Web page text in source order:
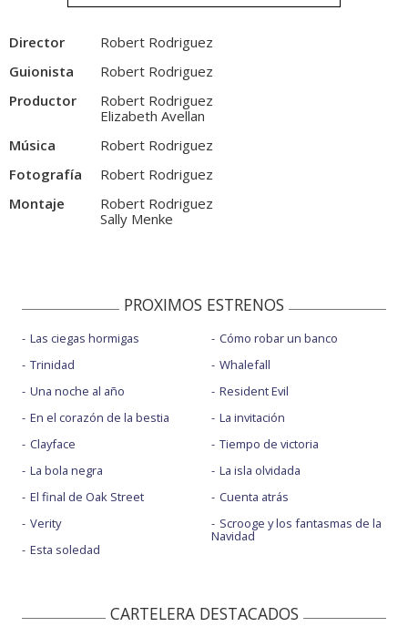
Director
Robert Rodriguez
Guionista
Robert Rodriguez
Productor
Robert Rodriguez
Elizabeth Avellan
Música
Robert Rodriguez
Fotografía
Robert Rodriguez
Montaje
Robert Rodriguez
Sally Menke
PROXIMOS ESTRENOS
Las ciegas hormigas
Trinidad
Una noche al año
En el corazón de la bestia
Clayface
La bola negra
El final de Oak Street
Verity
Esta soledad
Cómo robar un banco
Whalefall
Resident Evil
La invitación
Tiempo de victoria
La isla olvidada
Cuenta atrás
Scrooge y los fantasmas de la
Navidad
CARTELERA DESTACADOS